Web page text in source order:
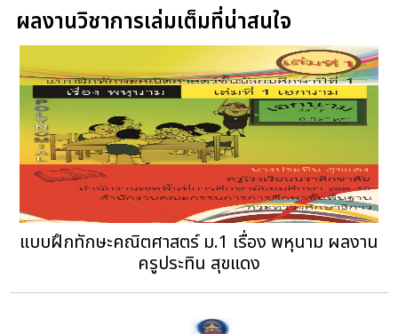
ผลงานวิชาการเล่มเต็มที่น่าสนใจ
แบบฝึกทักษะคณิตศาสตร์ ม.1 เรื่อง พหุนาม ผลงาน
ครูประทิน สุขแดง